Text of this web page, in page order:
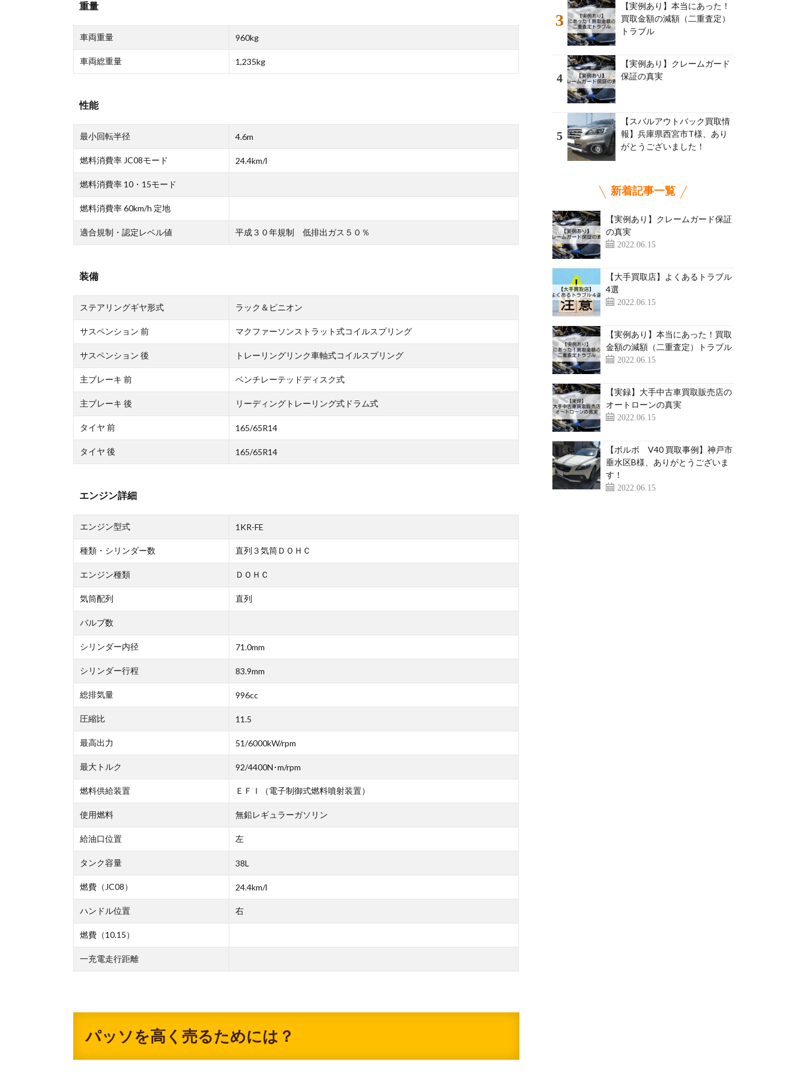
重量
車両重量 960kg
車両総重量 1,235kg
性能
最小回転半径 4.6m
燃料消費率 JC08モード 24.4km/l
燃料消費率 10・15モード
燃料消費率 60km/h 定地
適合規制・認定レベル値 平成３０年規制 低排出ガス５０％
装備
ステアリングギヤ形式 ラック＆ピニオン
サスペンション 前 マクファーソンストラット式コイルスプリング
サスペンション 後 トレーリングリンク車軸式コイルスプリング
主ブレーキ 前 ベンチレーテッドディスク式
主ブレーキ 後 リーディングトレーリング式ドラム式
タイヤ 前 165/65R14
タイヤ 後 165/65R14
エンジン詳細
エンジン型式 1KR-FE
種類・シリンダー数 直列３気筒ＤＯＨＣ
エンジン種類 ＤＯＨＣ
気筒配列 直列
バルブ数
シリンダー内径 71.0mm
シリンダー行程 83.9mm
総排気量 996cc
圧縮比 11.5
最高出力 51/6000kW/rpm
最大トルク 92/4400N･m/rpm
燃料供給装置 ＥＦＩ（電子制御式燃料噴射装置）
使用燃料 無鉛レギュラーガソリン
給油口位置 左
タンク容量 38L
燃費（JC08） 24.4km/l
ハンドル位置 右
燃費（10.15）
一充電走行距離
パッソを高く売るためには？
3
【実例あり】本当にあった！
買取金額の減額（二重査定）
トラブル
4
【実例あり】クレームガード
保証の真実
5
【スバルアウトバック買取情
報】兵庫県西宮市T様、あり
がとうございました！
新着記事一覧
【実例あり】クレームガード保証
の真実
2022.06.15
【大手買取店】よくあるトラブル
4選
2022.06.15
【実例あり】本当にあった！買取
金額の減額（二重査定）トラブル
2022.06.15
【実録】大手中古車買取販売店の
オートローンの真実
2022.06.15
【ボルボ V40 買取事例】神戸市
垂水区B様、ありがとうございま
す！
2022.06.15